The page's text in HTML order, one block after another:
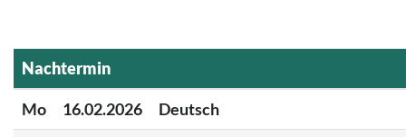
Nachtermin
Mo 16.02.2026
Deutsch